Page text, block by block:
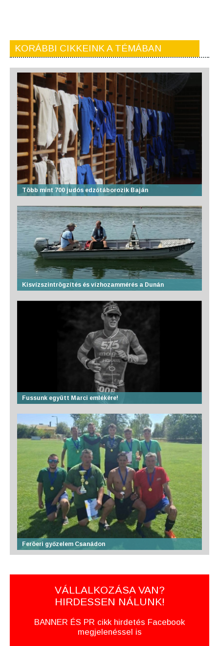
KORÁBBI CIKKEINK A TÉMÁBAN
Több mint 700 judós edzőtáborozik Baján
Kisvízszintrögzítés és vízhozammérés a Dunán
Fussunk együtt Marci emlékére!
Feröeri győzelem Csanádon
VÁLLALKOZÁSA VAN?
HIRDESSEN NÁLUNK!
BANNER ÉS PR cikk hirdetés Facebook
megjelenéssel is